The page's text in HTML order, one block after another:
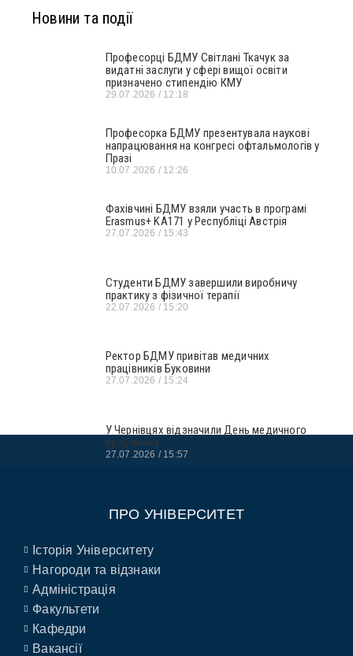
Новини та події
Професорці БДМУ Світлані Ткачук за
видатні заслуги у сфері вищої освіти
призначено стипендію КМУ
29.07.2026 12:18
Професорка БДМУ презентувала наукові
напрацювання на конгресі офтальмологів у
Празі
10.07.2026 12:26
Фахівчині БДМУ взяли участь в програмі
Erasmus+ KA171 у Республіці Австрія
27.07.2026 15:43
Студенти БДМУ завершили виробничу
практику з фізичної терапії
22.07.2026 15:20
Ректор БДМУ привітав медичних
працівників Буковини
27.07.2026 15:24
У Чернівцях відзначили День медичного
працівника
27.07.2026 15:57
ПРО УНІВЕРСИТЕТ
Історія Університету
Нагороди та відзнаки
Адміністрація
Факультети
Кафедри
Вакансії